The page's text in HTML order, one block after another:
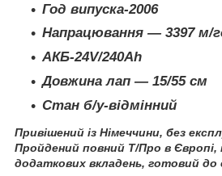
Год випуска-2006
Напрацювання — 3397 м/
АКБ-24V/240Ah
Довжина лап — 15/55 см
Стан б/у-відмінний
Привішений із Німеччини, без
Пройдений повний Т/Про в Європі,
додаткових вкладень, готовий до